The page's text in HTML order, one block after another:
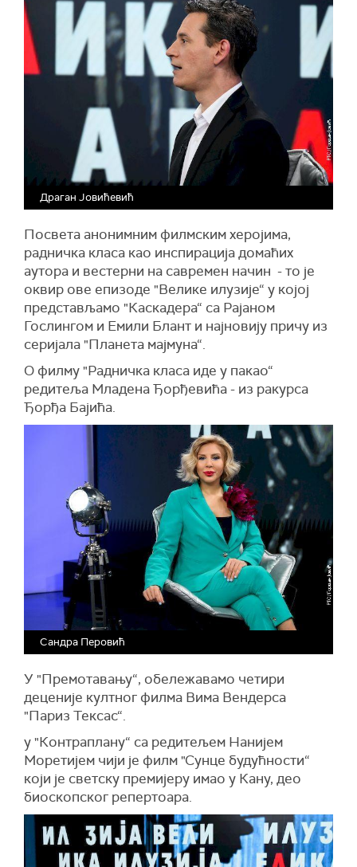
Драган Јовићевић
Посвета анонимним филмским херојима,
радничка класа као инспирација домаћих
аутора и вестерни на савремен начин - то је
оквир ове епизоде "Велике илузије“ у којој
представљамо "Каскадера“ са Рајаном
Гослингом и Емили Блант и најновију причу из
серијала "Планета мајмуна“.
О филму "Радничка класа иде у пакао“
редитеља Младена Ђорђевића - из ракурса
Ђорђа Бајића.
Сандра Перовић
У "Премотавању“, обележавамо четири
деценије култног филма Вима Вендерса
"Париз Тексас“.
у "Контраплану“ са редитељем Нанијем
Моретијем чији је филм "Сунце будућности“
који је светску премијеру имао у Кану, део
биоскопског репертоара.